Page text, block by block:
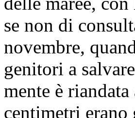
se non di
novembre,
genitori a
mente è
centimetri